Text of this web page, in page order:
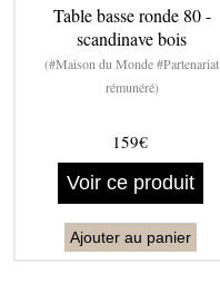
Table basse ronde 80 -
scandinave bois
(#Maison du Monde #Partenariat
rémunéré)
159€
Voir ce produit
Ajouter au panier